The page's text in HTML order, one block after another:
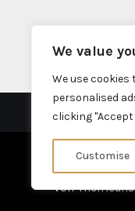
We value
We use cookies
personalised
clicking "Accept
Customise
Stolz
von